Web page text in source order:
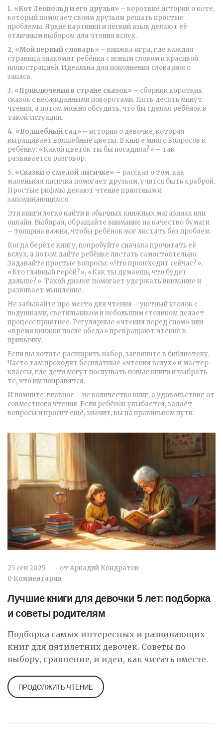
1. «Кот Леопольд и его друзья» – короткие истории о коте,
который помогает своим друзьям решать простые
проблемы. Яркие картинки и лёгкий язык делают её
отличным выбором для чтения вслух.
2. «Мой первый словарь» – книжка‑игра, где каждая
страница знакомит ребёнка с новым словом и красивой
иллюстрацией. Идеальна для пополнения словарного
запаса.
3. «Приключения в стране сказок» – сборник коротких
сказок с неожиданными поворотами. Пять‑десять минут
чтения, а потом можно обсудить, что бы сделал ребёнок в
такой ситуации.
4. «Волшебный сад» – история о девочке, которая
выращивает волшебные цветы. В книге много вопросов к
ребёнку: «Какой цветок ты бы посадила?» – так
развивается разговор.
5. «Сказки о смелой лисичке» – рассказ о том, как
маленькая лисичка помогает друзьям, учится быть храброй.
Простые рифмы делают чтение приятным и
запоминающимся.
Эти книги легко найти в обычных книжных магазинах или
онлайн. Выбирая, обращайте внимание на качество бумаги
– толщина важна, чтобы ребёнок мог листать без проблем.
Когда берёте книгу, попробуйте сначала прочитать её
вслух, а потом дайте ребёнке листать самостоятельно.
Задавайте простые вопросы: «Что происходит сейчас?»,
«Кто главный герой?», «Как ты думаешь, что будет
дальше?». Такой диалог помогает удержать внимание и
развивает мышление.
Не забывайте про место для чтения – уютный уголок с
подушками, светильником и небольшим столиком делает
процесс приятнее. Регулярные «чтения перед сном» или
«время книжки после обеда» превращают чтение в
привычку.
Если вы хотите расширить набор, загляните в библиотеку.
Часто там проходят бесплатные «чтения вслух» и мастер-
классы, где дети могут послушать новые книги и выбрать
те, что им понравятся.
И помните: главное – не количество книг, а удовольствие от
совместного чтения. Если ребёнок улыбается, задаёт
вопросы и просит ещё, значит, вы на правильном пути.
25 сен 2025 от Аркадий Кондратов
0 Комментарии
Лучшие книги для девочки 5 лет: подборка
и советы родителям
Подборка самых интересных и развивающих
книг для пятилетних девочек. Советы по
выбору, сравнение, и идеи, как читать вместе.
ПРОДОЛЖИТЬ ЧТЕНИЕ